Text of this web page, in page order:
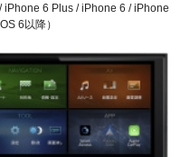
6 Plus / iPhone 6 / iPhone
6以降）